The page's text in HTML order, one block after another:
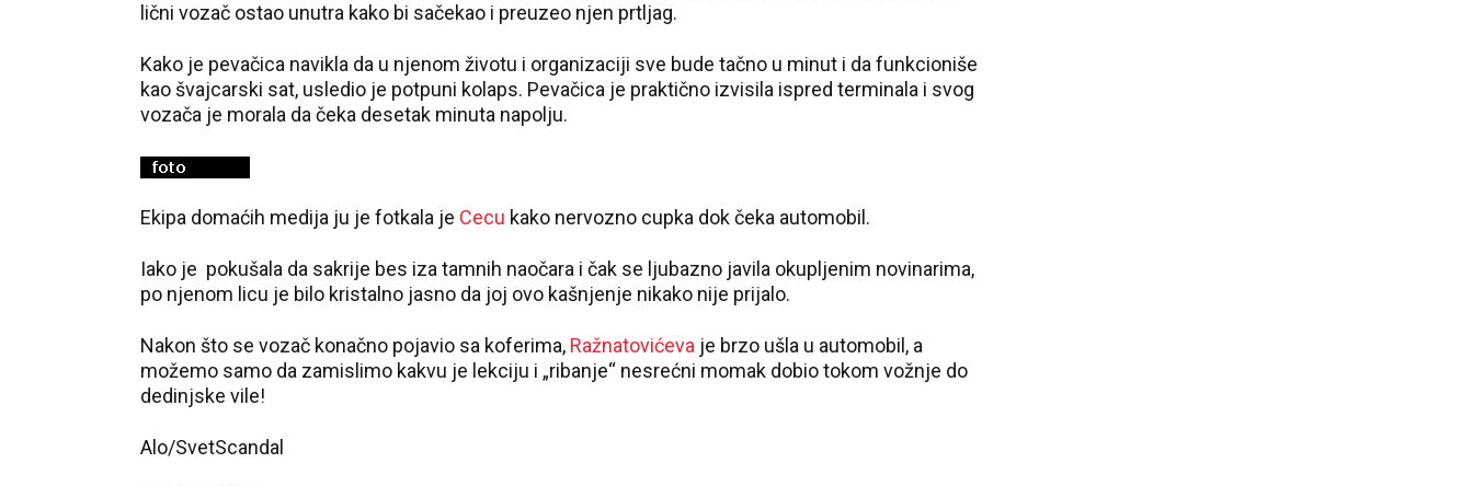
lični vozač ostao unutra kako bi sačekao i preuzeo njen prtljag.
Kako je pevačica navikla da u njenom životu i organizaciji sve bude tačno u minut i da funkcioniše
kao švajcarski sat, usledio je potpuni kolaps. Pevačica je praktično izvisila ispred terminala i svog
vozača je morala da čeka desetak minuta napolju.
Ekipa domaćih medija ju je fotkala je Cecu kako nervozno cupka dok čeka automobil.
Iako je pokušala da sakrije bes iza tamnih naočara i čak se ljubazno javila okupljenim novinarima,
po njenom licu je bilo kristalno jasno da joj ovo kašnjenje nikako nije prijalo.
Nakon što se vozač konačno pojavio sa koferima, Ražnatovićeva je brzo ušla u automobil, a
možemo samo da zamislimo kakvu je lekciju i „ribanje“ nesrećni momak dobio tokom vožnje do
dedinjske vile!
Alo/SvetScandal